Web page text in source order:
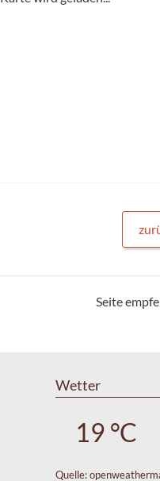
Seite
Wetter
19 °C
Quelle: